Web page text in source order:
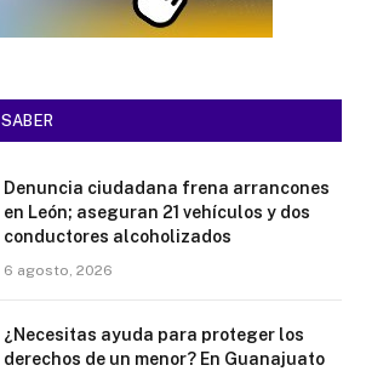
SABER
Denuncia ciudadana frena arrancones
en León; aseguran 21 vehículos y dos
conductores alcoholizados
6 agosto, 2026
¿Necesitas ayuda para proteger los
derechos de un menor? En Guanajuato